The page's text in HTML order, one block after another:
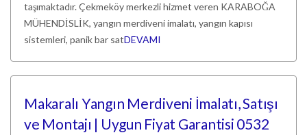
taşımaktadır. Çekmeköy merkezli hizmet veren KARABOĞA
MÜHENDİSLİK, yangın merdiveni imalatı, yangın kapısı
sistemleri, panik bar satDEVAMI
Makaralı Yangın Merdiveni İmalatı, Satışı
ve Montajı | Uygun Fiyat Garantisi 0532